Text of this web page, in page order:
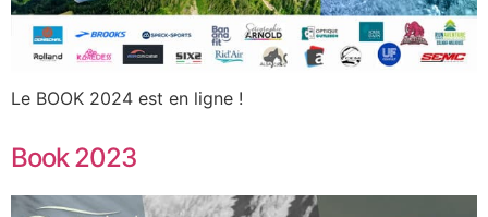
Le BOOK 2024 est en ligne !
Book 2023